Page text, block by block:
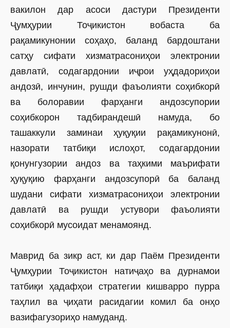
вакилон дар асоси дастури Президенти
Ҷумҳурии Тоҷикистон вобаста ба
рақамикунонии соҳаҳо, баланд бардоштани
сатҳу сифати хизматрасониҳои электронии
давлатӣ, содагардонии иҷрои уҳдадориҳои
андозӣ, инчунин, рушди фаъолияти соҳибкорӣ
ва болоравии фарҳанги андозсупории
соҳибкорон тадбирандешӣ намуда, бо
ташаккули заминаи ҳуқуқии рақамикунонӣ,
назорати татбиқи ислоҳот, содагардонии
қонунгузории андоз ва таҳкими маърифати
ҳуқуқию фарҳанги андозсупорӣ ба баланд
шудани сифати хизматрасониҳои электронии
давлатӣ ва рушди устувори фаъолияти
соҳибкорӣ мусоидат менамоянд.
Маврид ба зикр аст, ки дар Паём Президенти
Ҷумҳурии Тоҷикистон натиҷаҳо ва дурнамои
татбиқи ҳадафҳои стратегии кишварро пурра
таҳлил ва ҷиҳати расидагии комил ба онҳо
вазифагузориҳо намуданд.